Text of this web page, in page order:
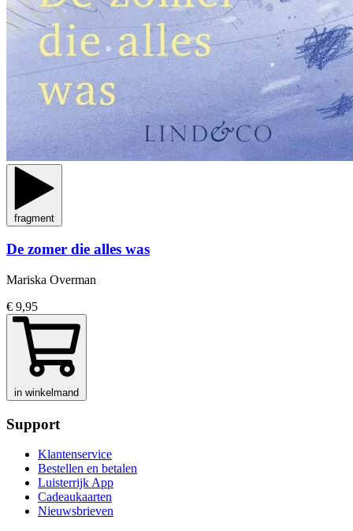
fragment
De zomer die alles was
Mariska Overman
€ 9,95
in winkelmand
Support
Klantenservice
Bestellen en betalen
Luisterrijk App
Cadeaukaarten
Nieuwsbrieven